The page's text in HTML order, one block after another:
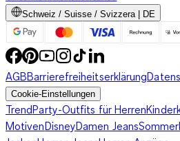
Schweiz / Suisse / Svizzera | DE
AGBBarrierefreiheitserklärung
Cookie-Einstellungen
TrendParty-Outfits für Herren
MotivenDisneyDamen Jeans